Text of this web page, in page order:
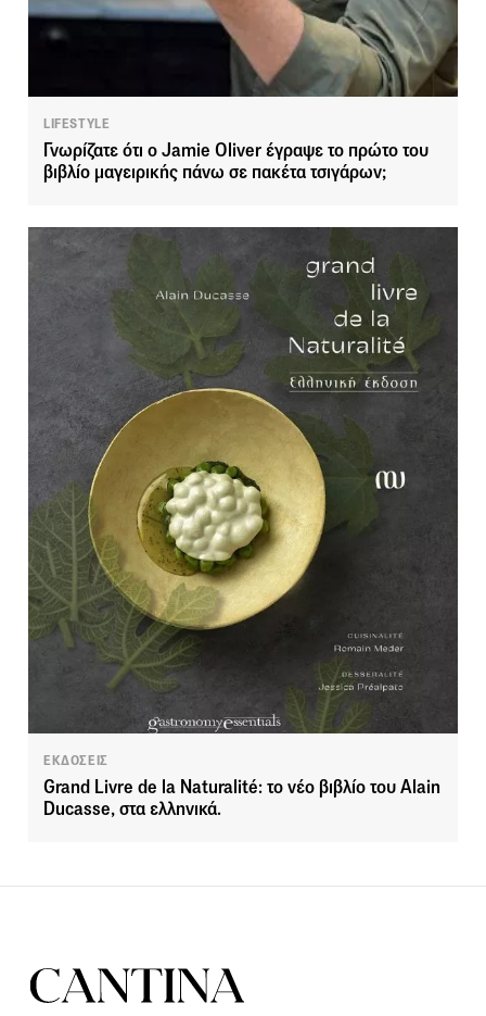
LIFESTYLE
Γνωρίζατε ότι o Jamie Oliver έγραψε το πρώτο του
βιβλίο μαγειρικής πάνω σε πακέτα τσιγάρων;
ΕΚΔΟΣΕΙΣ
Grand Livre de la Naturalité: το νέο βιβλίο του Alain
Ducasse, στα ελληνικά.